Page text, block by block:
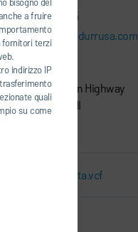
a fruire
fornitori terzi
indirizzo IP
quali
su come
+1248-761-7695
chris.sigloch@durrusa.com
Systems LLC
Northwestern Highway
Southfield, MI
Biglietto da visita.vcf